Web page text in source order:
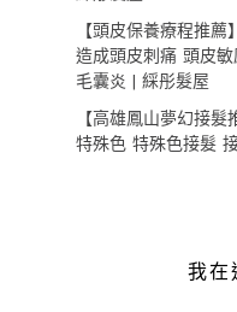
【頭皮保養療程推
造成頭皮刺痛 頭皮
毛囊炎 | 綵彤髮屋
【高雄鳳山夢幻接
特殊色 特殊色接髮
我在